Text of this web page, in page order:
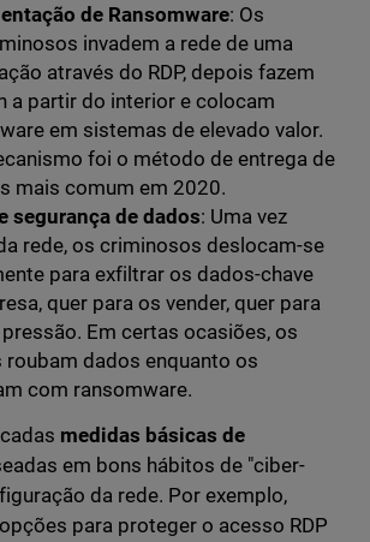
de Ransomware: Os
invadem a rede de uma
através do RDP, depois fazem
a partir do interior e colocam
em sistemas de elevado valor.
foi o método de entrega de
mais comum em 2020.
segurança de dados: Uma vez
rede, os criminosos deslocam-se
para exfiltrar os dados-chave
quer para os vender, quer para
Em certas ocasiões, os
roubam dados enquanto os
com ransomware.
medidas básicas de
em bons hábitos de "ciber-
da rede. Por exemplo,
para proteger o acesso RDP